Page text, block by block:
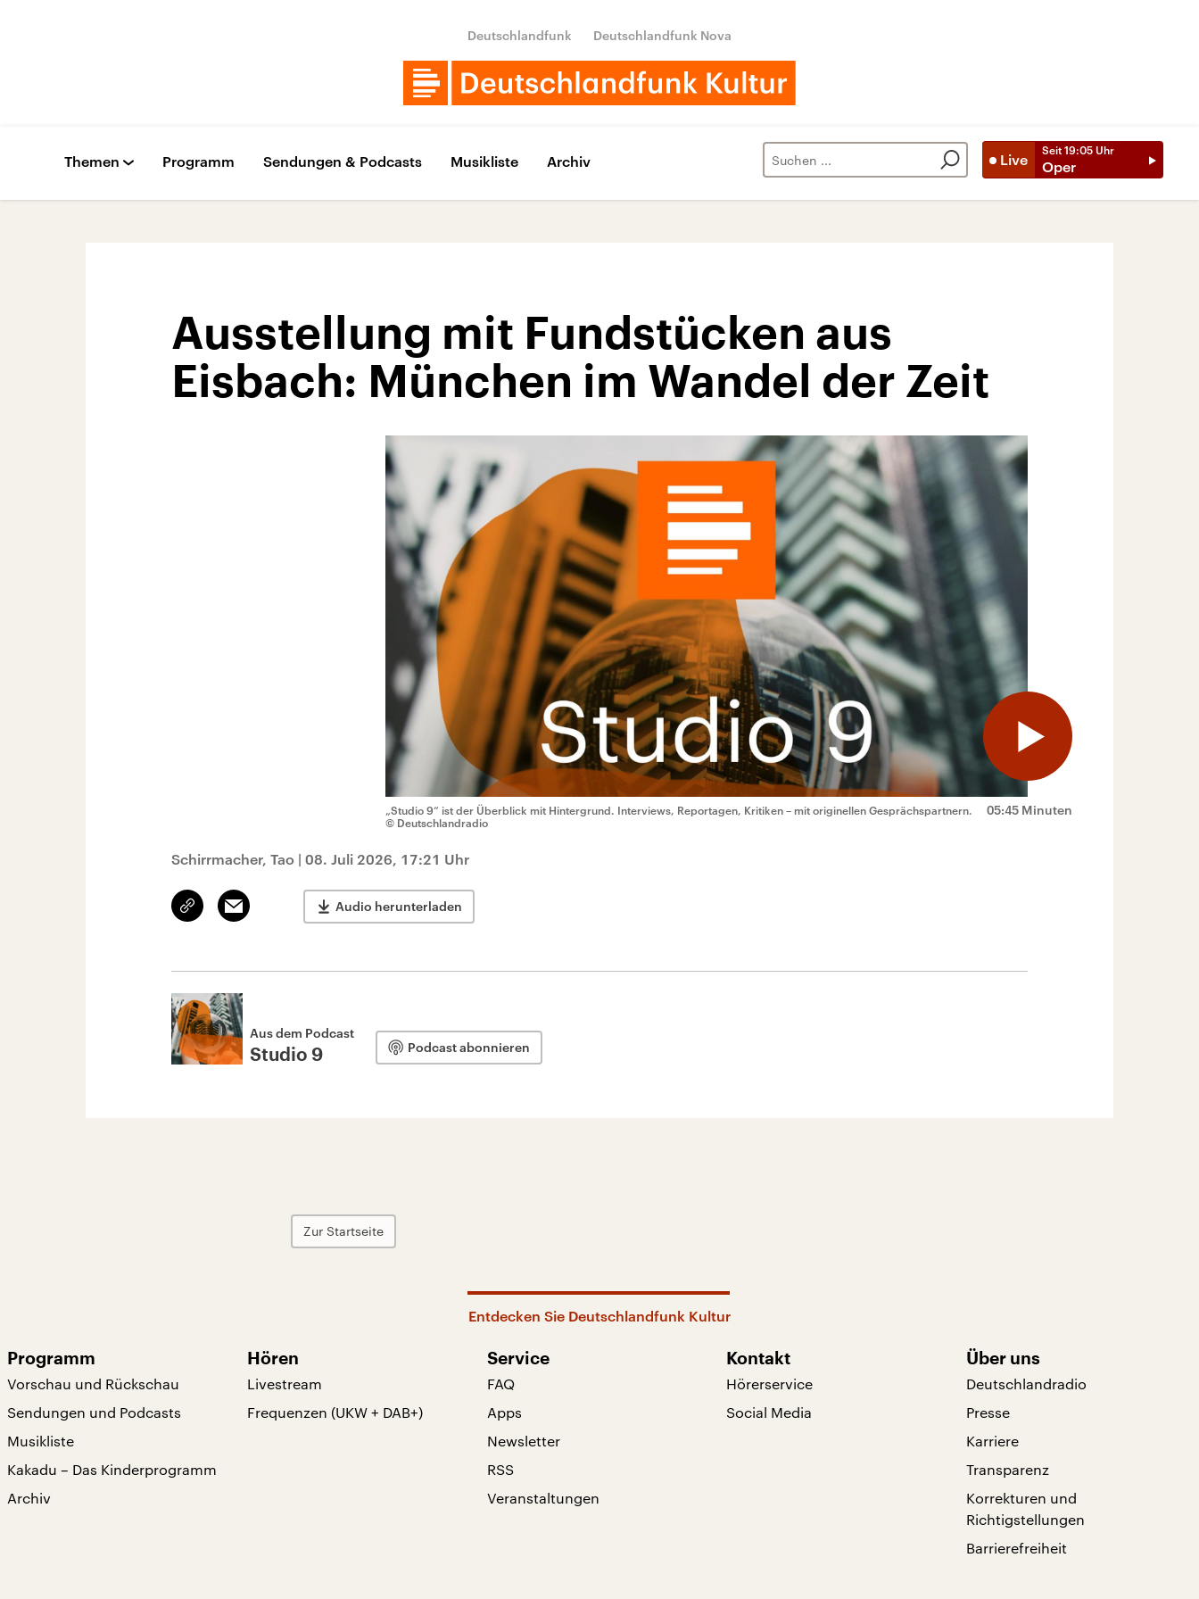
Deutschlandfunk Deutschlandfunk Nova
Live
Seit 19:05 Uhr
Oper
Themen Programm Sendungen & Podcasts Musikliste Archiv
Ausstellung mit Fundstücken aus
Eisbach: München im Wandel der Zeit
05:45 Minuten
„Studio 9“ ist der Überblick mit Hintergrund. Interviews, Reportagen, Kritiken – mit originellen Gesprächspartnern.
© Deutschlandradio
Schirrmacher, Tao | 08. Juli 2026, 17:21 Uhr
Link
kopieren/teilen
Email Audio herunterladen
Aus dem Podcast
Studio 9 Podcast abonnieren
Zur Startseite
Entdecken Sie Deutschlandfunk Kultur
Programm
Vorschau und Rückschau
Sendungen und Podcasts
Musikliste
Kakadu – Das Kinderprogramm
Archiv
Hören
Livestream
Frequenzen (UKW + DAB+)
Service
FAQ
Apps
Newsletter
RSS
Veranstaltungen
Kontakt
Hörerservice
Social Media
Über uns
Deutschlandradio
Presse
Karriere
Transparenz
Korrekturen und
Richtigstellungen
Barrierefreiheit